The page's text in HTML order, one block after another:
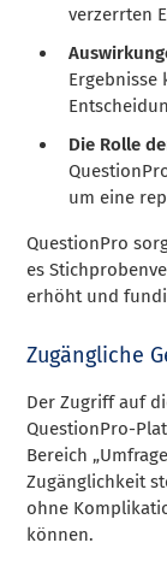
verzerrten
Ergebnisse
Die Rolle
um eine
QuestionPro
es
erhöht und
Zugängliche
Der Zugriff auf
QuestionPro-
Bereich
Zugänglichkeit
ohne
können.